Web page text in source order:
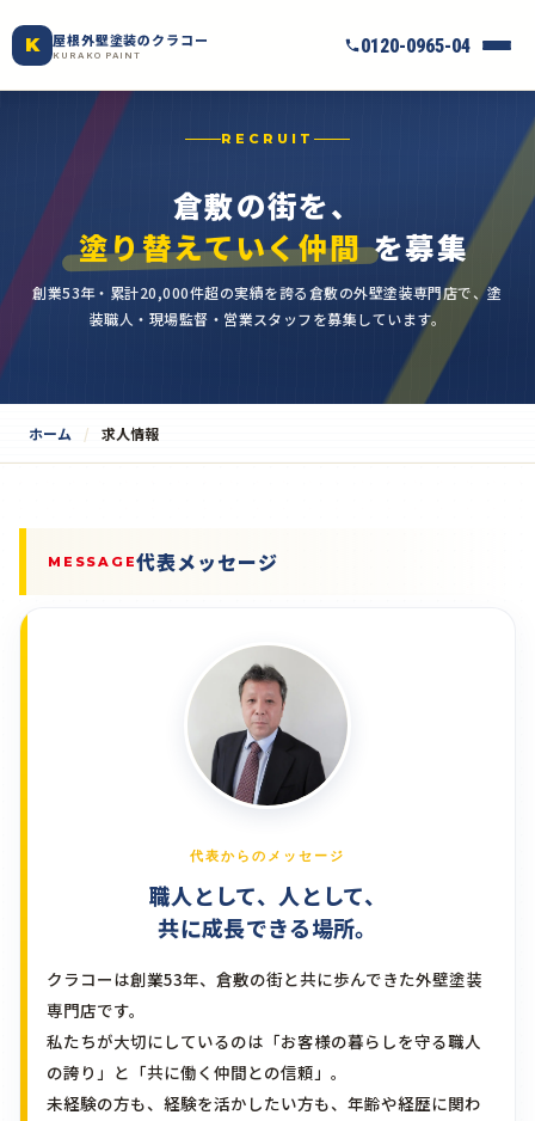
K 屋根外壁塗装のクラコー
KURAKO PAINT 0120-0965-04
RECRUIT
倉敷の街を、
塗り替えていく仲間 を募集
創業53年・累計20,000件超の実績を誇る倉敷の外壁塗装専門店で、塗
装職人・現場監督・営業スタッフを募集しています。
ホーム 求人情報
MESSAGE代表メッセージ
代表からのメッセージ
職人として、人として、
共に成長できる場所。
クラコーは創業53年、倉敷の街と共に歩んできた外壁塗装
専門店です。
私たちが大切にしているのは「お客様の暮らしを守る職人
の誇り」と「共に働く仲間との信頼」。
未経験の方も、経験を活かしたい方も、年齢や経歴に関わ